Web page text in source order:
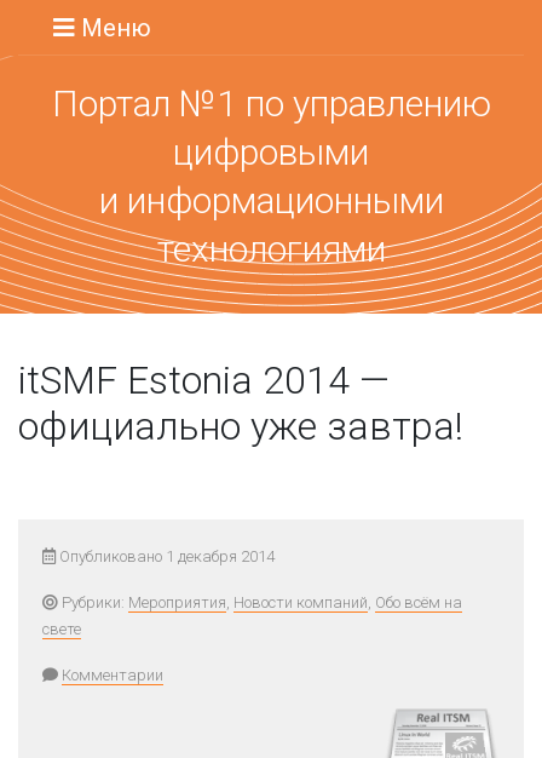
Меню
Портал №1 по управлению
цифровыми
и информационными
технологиями
itSMF Estonia 2014 —
официально уже завтра!
Опубликовано 1 декабря 2014
Рубрики: Мероприятия, Новости компаний, Обо всём на
свете
Комментарии